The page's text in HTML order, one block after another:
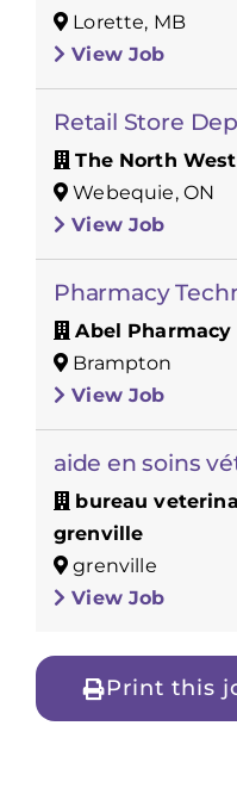
Lorette, MB
View Job
Retail Store
The North
Webequie, ON
View Job
Pharmacy
Abel Pharmacy
Brampton
View Job
aide en soins
bureau
grenville
grenville
View Job
Print this